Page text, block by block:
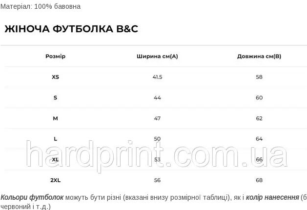
Матеріал: 100% бавовна
Кольори футболокможуть бути різні (вказані внизу розмірної таблиці), як і колір нанесення
червоний і т.д.)